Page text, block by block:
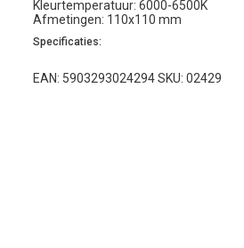
Kleurtemperatuur: 6000-6500K
Afmetingen: 110x110 mm
Specificaties:
EAN: 5903293024294 SKU: 02429